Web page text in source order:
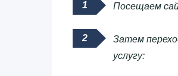
Посещаем
Затем
услугу: